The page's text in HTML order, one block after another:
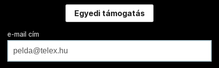
Egyedi támogatás
e-mail cím